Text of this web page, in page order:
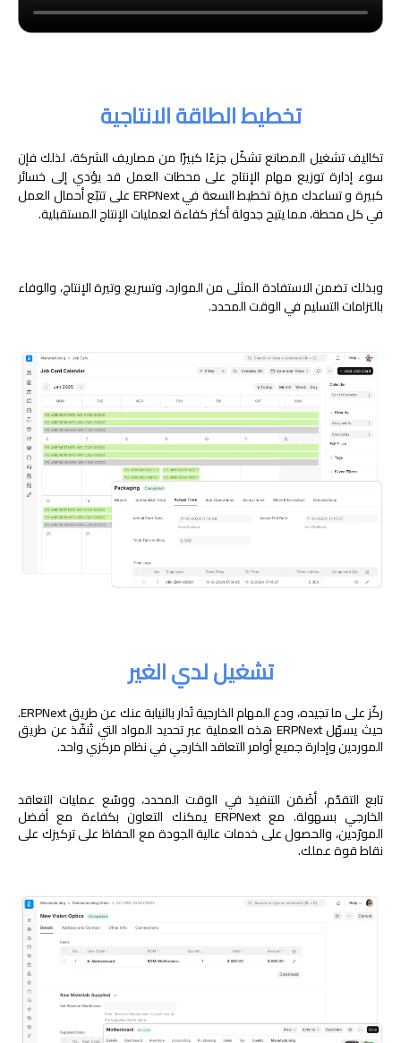
تخطيط الطاقة الانتاجية
تكاليف تشغيل المصانع تشكّل جزءًا كبيرًا من مصاريف الشركة، لذلك فإن
سوء إدارة توزيع مهام الإنتاج على محطات العمل قد يؤدي إلى خسائر
كبيرة و تساعدك ميزة تخطيط السعة في ERPNext على تتبّع أحمال العمل
في كل محطة، مما يتيح جدولة أكثر كفاءة لعمليات الإنتاج المستقبلية.
وبذلك تضمن الاستفادة المثلى من الموارد، وتسريع وتيرة الإنتاج، والوفاء
بالتزامات التسليم في الوقت المحدد.
تشغيل لدي الغير
ركّز على ما تجيده، ودع المهام الخارجية تُدار بالنيابة عنك عن طريق ERPNext.
حيث يسهّل ERPNext هذه العملية عبر تحديد المواد التي تُنفّذ عن طريق
الموردين وإدارة جميع أوامر التعاقد الخارجي في نظام مركزي واحد.
تابع التقدّم، أضَمَن التنفيذ في الوقت المحدد، ووسّع عمليات التعاقد
الخارجي بسهولة. مع ERPNext يمكنك التعاون بكفاءة مع أفضل
المورّدين، والحصول على خدمات عالية الجودة مع الحفاظ على تركيزك على
نقاط قوة عملك.